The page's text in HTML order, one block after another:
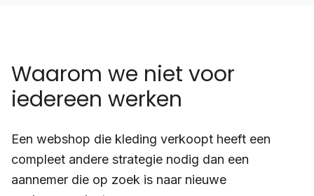
Waarom we niet voor
iedereen werken
Een webshop die kleding verkoopt heeft een
compleet andere strategie nodig dan een
aannemer die op zoek is naar nieuwe